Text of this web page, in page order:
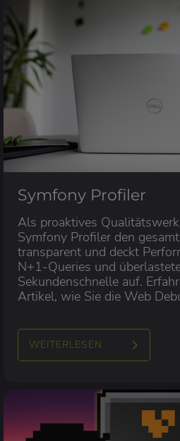
Symfony Profiler
Als proaktives
Symfony Profiler den
transparent und deckt
N+1-Queries und
Sekundenschnelle auf.
Artikel, wie Sie die Web
nutzen, um von Beginn an
performanteren Code zu
WEITERLESEN